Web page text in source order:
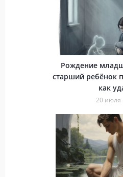
Рождение
старший ребёнок
как
20 июля